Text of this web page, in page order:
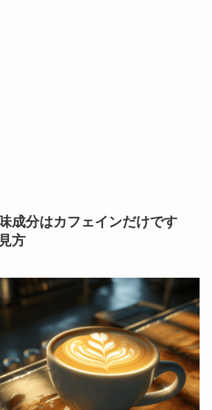
成分はカフェインだけです
方